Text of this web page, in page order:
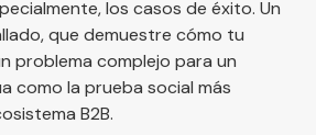
los casos de éxito. Un
que demuestre cómo tu
problema complejo para un
como la prueba social más
B2B.